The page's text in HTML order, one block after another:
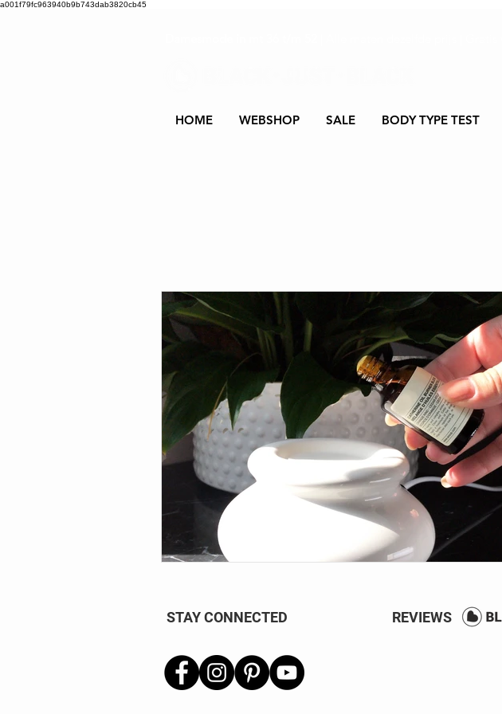
a001f79fc963940b9b743dab3820cb45
HOME WEBSHOP SALE BODY TYPE TEST
STAY CONNECTED REVIEWS